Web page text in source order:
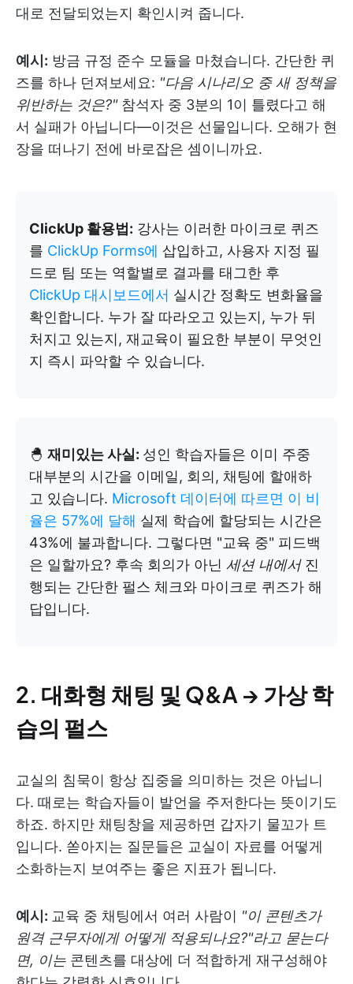
대로 전달되었는지 확인시켜 줍니다.
예시: 방금 규정 준수 모듈을 마쳤습니다. 간단한 퀴
즈를 하나 던져보세요: "다음 시나리오 중 새 정책을
위반하는 것은?"참석자 중 3분의 1이 틀렸다고 해
서 실패가 아닙니다—이것은 선물입니다. 오해가 현
장을 떠나기 전에 바로잡은 셈이니까요.
ClickUp 활용법: 강사는 이러한 마이크로 퀴즈
를 ClickUp Forms에 삽입하고, 사용자 지정 필
드로 팀 또는 역할별로 결과를 태그한 후
ClickUp 대시보드에서 실시간 정확도 변화율을
확인합니다. 누가 잘 따라오고 있는지, 누가 뒤
처지고 있는지, 재교육이 필요한 부분이 무엇인
지 즉시 파악할 수 있습니다.
🐣 재미있는 사실: 성인 학습자들은 이미 주중
대부분의 시간을 이메일, 회의, 채팅에 할애하
고 있습니다. Microsoft 데이터에 따르면 이 비
율은 57%에 달해 실제 학습에 할당되는 시간은
43%에 불과합니다. 그렇다면 "교육 중" 피드백
은 일할까요? 후속 회의가 아닌 세션 내에서진
행되는 간단한 펄스 체크와 마이크로 퀴즈가 해
답입니다.
2. 대화형 채팅 및 Q&A → 가상 학
습의 펄스
교실의 침묵이 항상 집중을 의미하는 것은 아닙니
다. 때로는 학습자들이 발언을 주저한다는 뜻이기도
하죠. 하지만 채팅창을 제공하면 갑자기 물꼬가 트
입니다. 쏟아지는 질문들은 교실이 자료를 어떻게
소화하는지 보여주는 좋은 지표가 됩니다.
예시: 교육 중 채팅에서 여러 사람이 "이 콘텐츠가
원격 근무자에게 어떻게 적용되나요?"라고 묻는다
면, 이는 콘텐츠를 대상에 더 적합하게 재구성해야